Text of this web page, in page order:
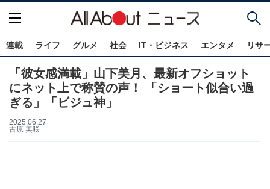
連載 ライフ グルメ 社会 IT・ビジネス エンタメ リサ
「彼女感満載」山下美月、最新オフショット
にネット上で称賛の声！ 「ショート似合い過
ぎる」「ビジュ神」
2025.06.27
古原 美咲